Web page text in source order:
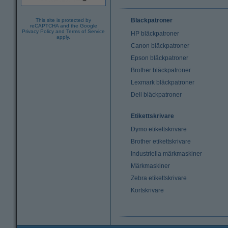
This site is protected by
reCAPTCHA and the Google
Privacy Policy and Terms of Service
apply.
Bläckpatroner
HP bläckpatroner
Canon bläckpatroner
Epson bläckpatroner
Brother bläckpatroner
Lexmark bläckpatroner
Dell bläckpatroner
Etikettskrivare
Dymo etikettskrivare
Brother etikettskrivare
Industriella märkmaskiner
Märkmaskiner
Zebra etikettskrivare
Kortskrivare